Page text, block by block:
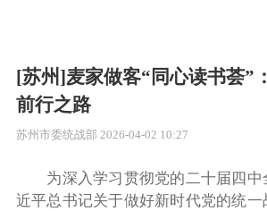
[苏州]麦家做客“同心读书荟”
前行之路
苏州市委统战部 2026-04-02 10:27
为深入学习贯彻党的二十届四中
近平总书记关于做好新时代党的统